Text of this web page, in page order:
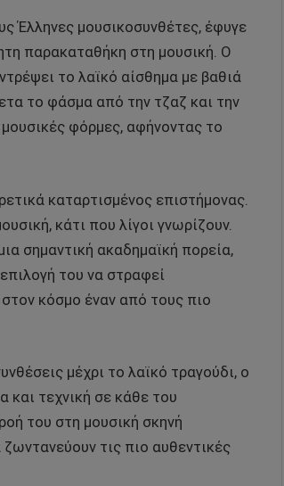
Έλληνες μουσικοσυνθέτες, έφυγε
παρακαταθήκη στη μουσική. Ο
το λαϊκό αίσθημα με βαθιά
το φάσμα από την τζαζ και την
φόρμες, αφήνοντας το
καταρτισμένος επιστήμονας.
κάτι που λίγοι γνωρίζουν.
σημαντική ακαδημαϊκή πορεία,
του να στραφεί
κόσμο έναν από τους πιο
μέχρι το λαϊκό τραγούδι, ο
τεχνική σε κάθε του
του στη μουσική σκηνή
τις πιο αυθεντικές